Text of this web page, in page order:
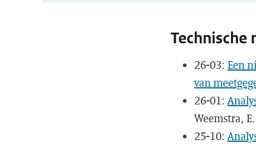
Technische
26-03: Een
van
26-01:
Weemstra,
25-10: